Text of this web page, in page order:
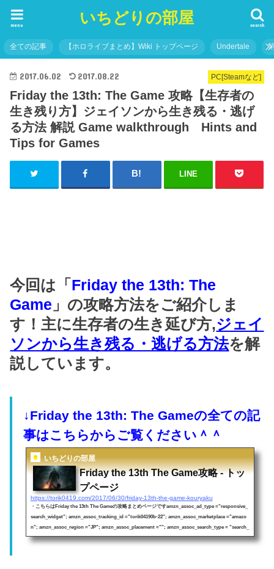
いちどりの部屋 search
menu
全ての記事 【ホロライブまとめ】Wiki トップページ Undertale
PC[Steamなど]
2017.06.02 2017.08.22
Friday the 13th: The Game 攻略【生存者の
生き残り方】ジェイソンから生き残る・逃げ
る方法 解説 Game walkthrough Hints and
Tips for Games
LINE
今回は「 Friday the 13th: The
Game 」の攻略方法をご紹介しま
す！主に生存者の生き延び方,ジェイ
ソンから生き残る・逃げる方法を解
説しています。
↓Friday the 13th: The Gameの全ての記
事はこちらからご覧ください＾＾
いちどりの部屋
Friday the 13th The Game攻略 - トッ
プページ
https://torik0419.com/2017/06/30/friday-13th-the-game-kouryaku
・こちらはFriday the 13th The Gameの攻略まとめページですamzn_assoc_ad_type ="responsive_
search_widget"; amzn_assoc_tracking_id ="torik04190b-22"; amzn_assoc_marketplace ="amazo
n"; amzn_assoc_region ="JP"; amzn_assoc_placement =""; amzn_assoc_search_type = "search_
widget";amzn_assoc_width ="auto"; amzn_assoc_height ="auto"; amzn_assoc_default_search_